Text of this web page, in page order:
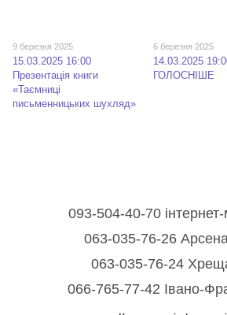
9 березня 2025
15.03.2025 16:00
Презентація книги
«Таємниці
письменницьких шухляд»
6 березня 2025
14.03.2025
ГОЛОСНІШЕ
093-504-40-70
063-035-76-26
063-035-76-24
066-765-77-42 Івано-